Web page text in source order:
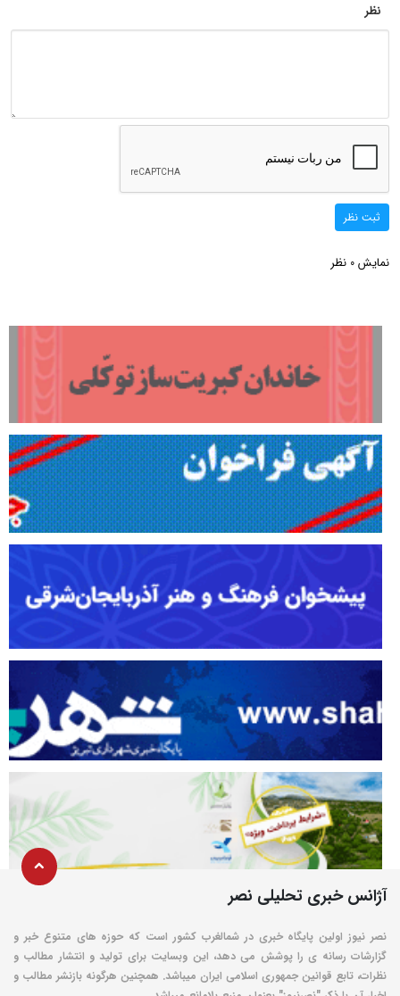
نظر
ثبت نظر
نمایش 0 نظر
آژانس خبری تحلیلی نصر
نصر نیوز اولین پایگاه خبری در شمالغرب کشور است که حوزه های متنوع خبر و
گزارشات رسانه ی را پوشش می دهد، این وبسایت برای تولید و انتشار مطالب و
نظرات، تابع قوانین جمهوری اسلامی ایران میباشد. همچنین هرگونه بازنشر مطالب و